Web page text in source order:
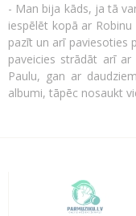
- Man bija kāds, ja tā
iespēlēt kopā ar
pazīt un arī paviesoties
paveicies strādāt arī
Paulu, gan ar
albumi, tāpēc nosaukt